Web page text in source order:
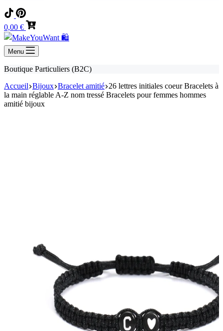
Panier
d’achat
0,00 €
Menu
Boutique Particuliers (B2C)
Accueil Bijoux Bracelet amitié 26 lettres initiales coeur Bracelets à
la main réglable A-Z nom tressé Bracelets pour femmes hommes
amitié bijoux